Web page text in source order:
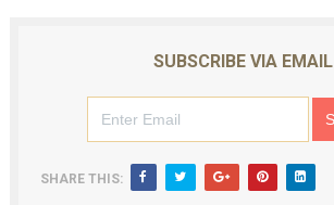
SUBSCRIBE VIA EMAIL
SHARE THIS: